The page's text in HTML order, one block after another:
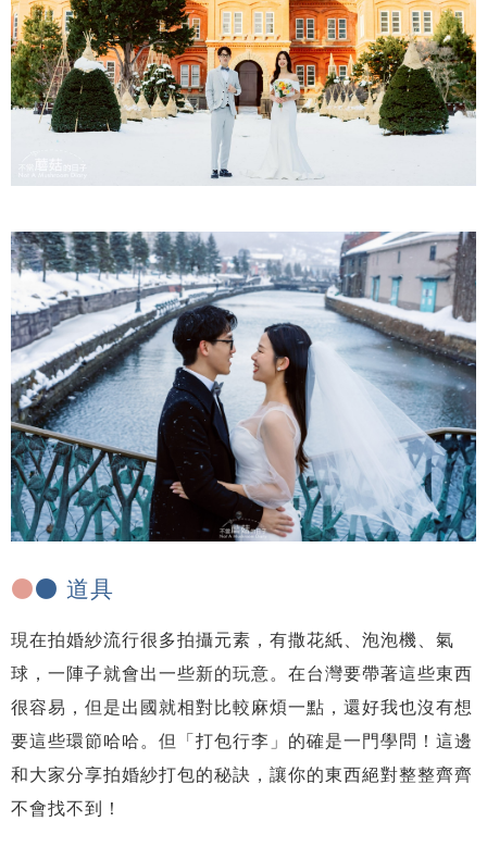
●● 道具
現在拍婚紗流行很多拍攝元素，有撒花紙、泡泡機、氣
球，一陣子就會出一些新的玩意。在台灣要帶著這些東西
很容易，但是出國就相對比較麻煩一點，還好我也沒有想
要這些環節哈哈。但「打包行李」的確是一門學問！這邊
和大家分享拍婚紗打包的秘訣，讓你的東西絕對整整齊齊
不會找不到！